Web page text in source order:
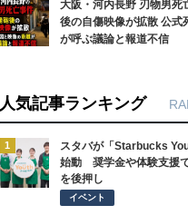
大阪・河内長野 刃物男死亡事件
後の自傷映像が拡散 公式死因と映像の乖離
が呼ぶ議論と報道不信
人気記事ランキング
1
スタバが「Starbucks
始動 奨学金や体験支援
を後押し
イベント